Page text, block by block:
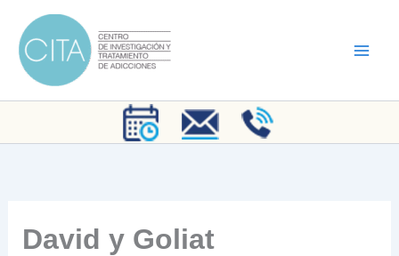
contenido
David y Goliat